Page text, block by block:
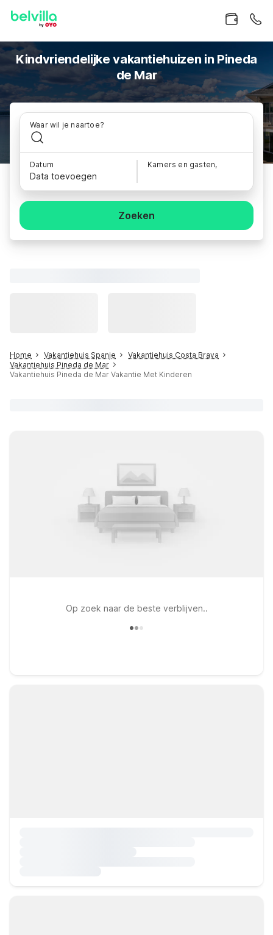
Kindvriendelijke vakantiehuizen in Pineda
de Mar
Waar wil je naartoe?
Datum
Data toevoegen
Kamers en gasten,
Zoeken
Home Vakantiehuis Spanje
Vakantiehuis Costa Brava
Vakantiehuis Pineda de Mar
Vakantiehuis Pineda de Mar Vakantie Met Kinderen
Op zoek naar de beste verblijven..